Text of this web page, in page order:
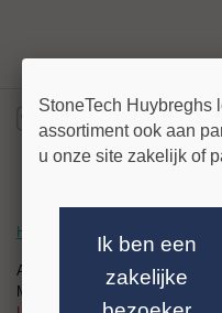
HMK R154 Losefix 1L
Artikelnr:
014073
Merk: HMK
StoneTech Huybreghs
assortiment ook aan
u onze site zakelijk of
Ik ben een
zakelijke